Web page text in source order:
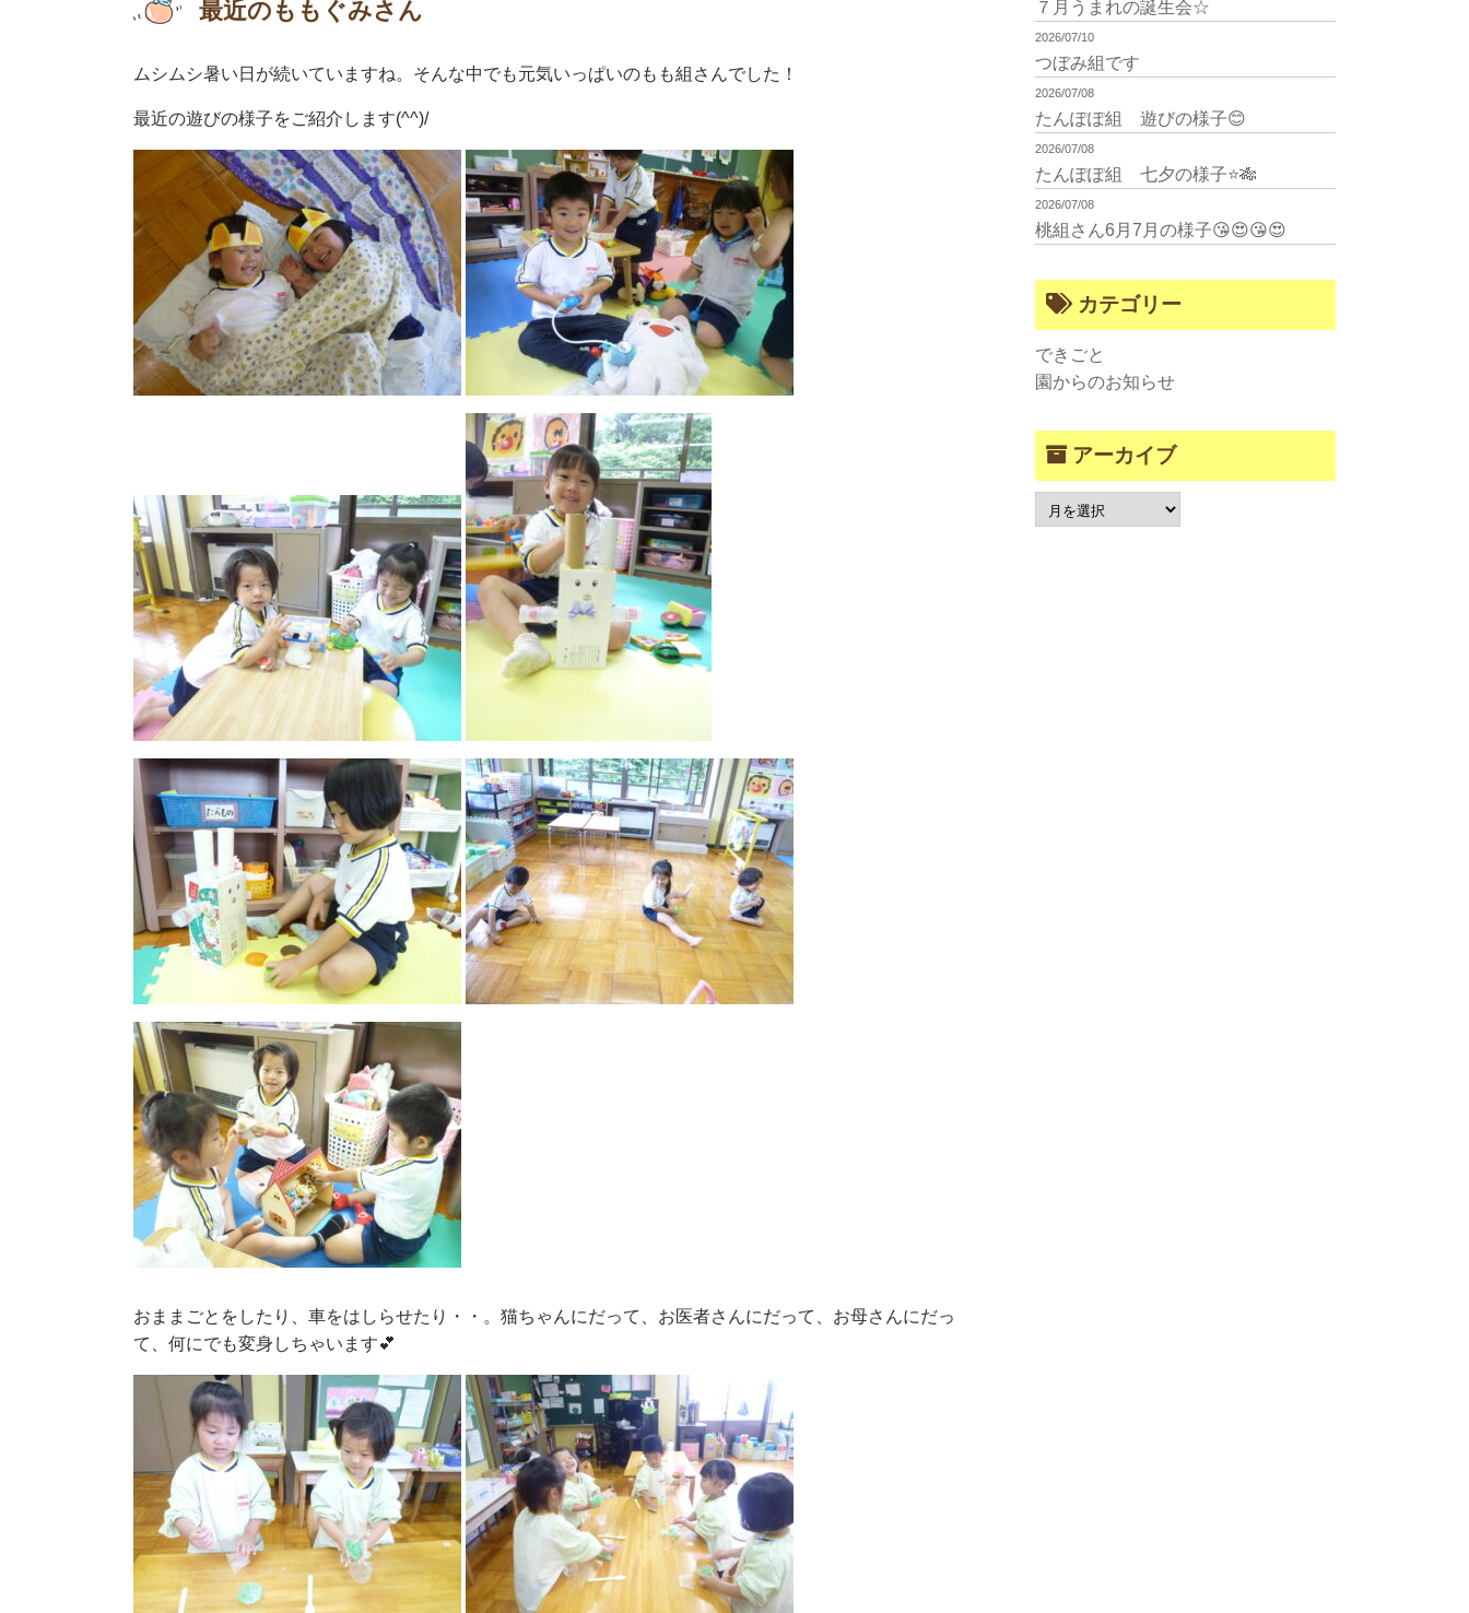
最近のももぐみさん
ムシムシ暑い日が続いていますね。そんな中でも元気いっぱいのもも組さんでした！
最近の遊びの様子をご紹介します(^^)/
おままごとをしたり、車をはしらせたり・・。猫ちゃんにだって、お医者さんにだって、お母さんにだっ
て、何にでも変身しちゃいます💕
７月うまれの誕生会☆
2026/07/10
つぼみ組です
2026/07/08
たんぽぽ組 遊びの様子😊
2026/07/08
たんぽぽ組 七夕の様子⭐🎋
2026/07/08
桃組さん6月7月の様子😘😍😘😍
カテゴリー
できごと
園からのお知らせ
アーカイブ